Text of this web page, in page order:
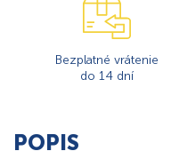
Bezplatné vrátenie
do 14 dní
POPIS